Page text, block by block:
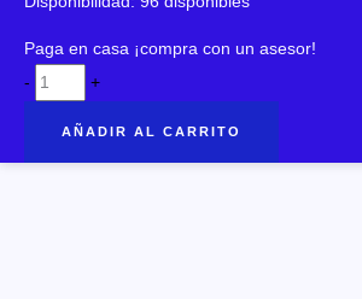
Paga en casa ¡compra con un asesor!
-
Faja
Miss
Belt
Cintura
+
AÑADIR AL CARRITO